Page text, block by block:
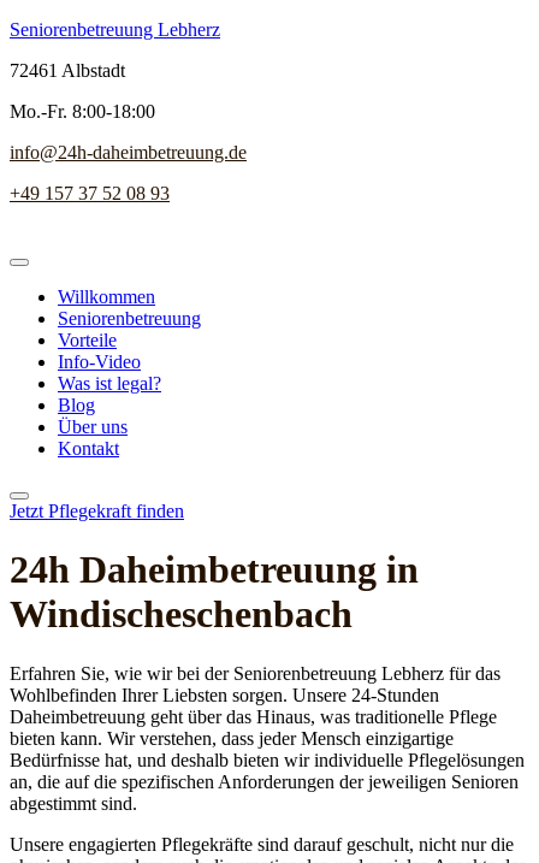
Seniorenbetreuung Lebherz
72461 Albstadt
Mo.-Fr. 8:00-18:00
info@24h-daheimbetreuung.de
+49 157 37 52 08 93
Willkommen
Seniorenbetreuung
Vorteile
Info-Video
Was ist legal?
Blog
Über uns
Kontakt
Jetzt Pflegekraft finden
24h Daheim­betreuung in
Windischeschenbach
Erfahren Sie, wie wir bei der Seniorenbetreuung Lebherz für das
Wohlbefinden Ihrer Liebsten sorgen. Unsere 24-Stunden
Daheimbetreuung geht über das Hinaus, was traditionelle Pflege
bieten kann. Wir verstehen, dass jeder Mensch einzigartige
Bedürfnisse hat, und deshalb bieten wir individuelle Pflegelösungen
an, die auf die spezifischen Anforderungen der jeweiligen Senioren
abgestimmt sind.
Unsere engagierten Pflegekräfte sind darauf geschult, nicht nur die